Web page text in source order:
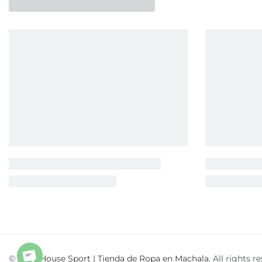
© 2026 House Sport | Tienda de Ropa en Machala. All rights